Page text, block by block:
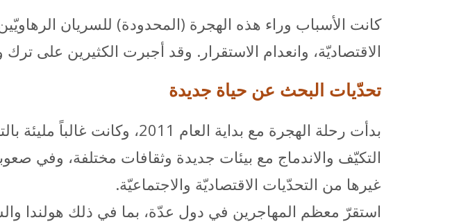
كانت الأسباب وراء هذه الهجرة (المحدودة) للسريان
الاقتصاديّة، وانعدام الاستقرار. وقد أجبرت الكثيرين على
تحدّيات البحث عن حياة جديدة
بدأت رحلة الهجرة مع بداية
التكيّف والاندماج مع بيئات جديدة وثقافات مختلفة، وفي
غيرها من التحدّيات الاقتصاديّة والاجتماعيّة.
استقرّ معظم المهاجرين في دول عدّة، بما في ذلك هولندا